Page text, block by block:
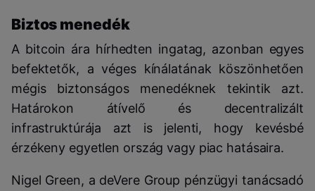
Biztos menedék
A bitcoin ára hírhedten ingatag, azonban egyes
befektetők, a véges kínálatának köszönhetően
mégis biztonságos menedéknek tekintik azt.
Határokon átívelő és decentralizált
infrastruktúrája azt is jelenti, hogy kevésbé
érzékeny egyetlen ország vagy piac hatásaira.
Nigel Green, a deVere Group pénzügyi tanácsadó